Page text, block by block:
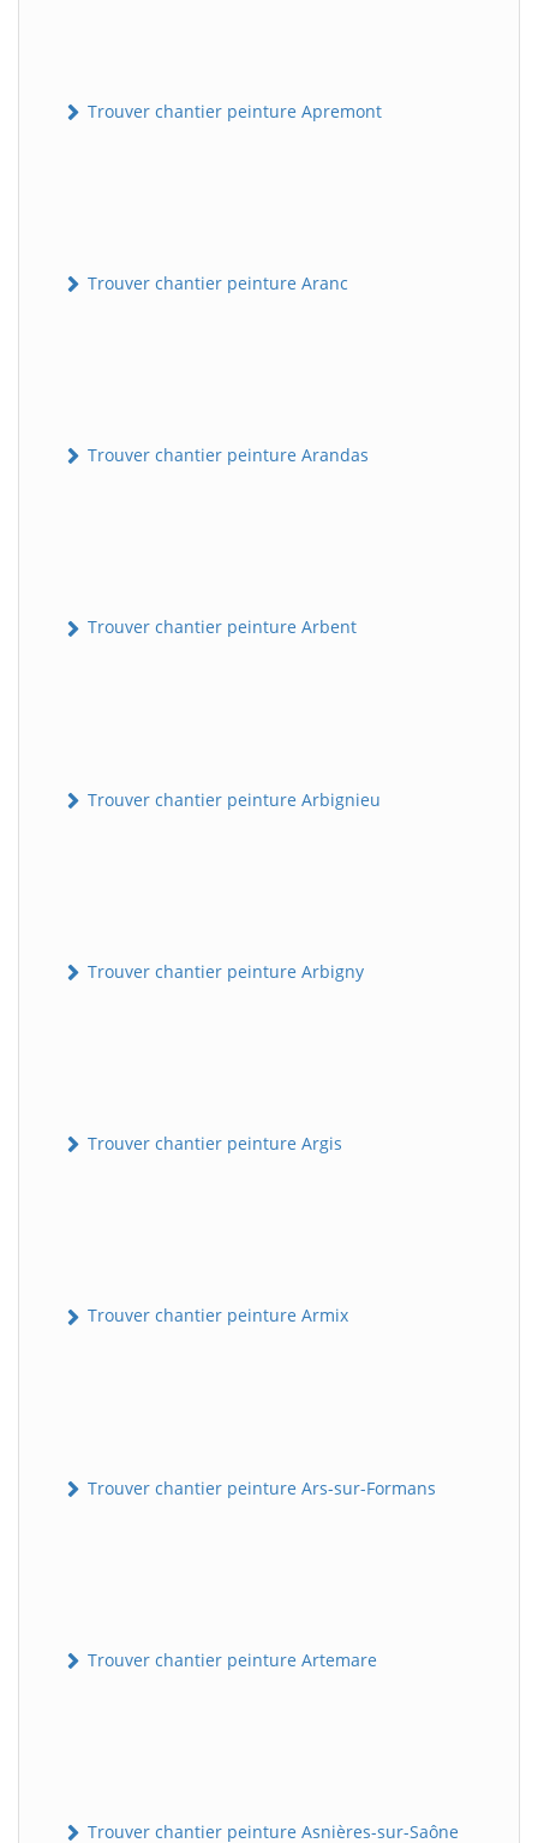
Trouver chantier peinture Apremont
Trouver chantier peinture Aranc
Trouver chantier peinture Arandas
Trouver chantier peinture Arbent
Trouver chantier peinture Arbignieu
Trouver chantier peinture Arbigny
Trouver chantier peinture Argis
Trouver chantier peinture Armix
Trouver chantier peinture Ars-sur-Formans
Trouver chantier peinture Artemare
Trouver chantier peinture Asnières-sur-Saône